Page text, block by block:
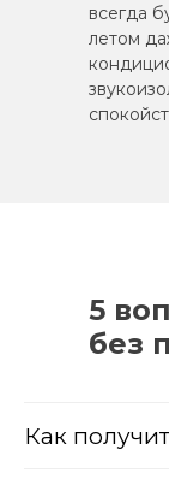
всегда
летом
5
без
Как